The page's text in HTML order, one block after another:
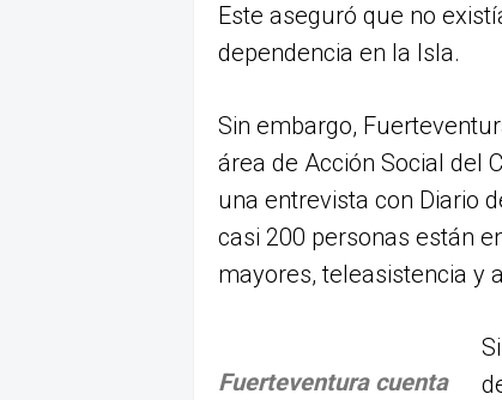
Este aseguró que no
dependencia en la Isla.
Sin embargo,
área de Acción Social del
una entrevista con Diario
casi 200 personas están
mayores, teleasistencia y
Fuerteventura cuenta